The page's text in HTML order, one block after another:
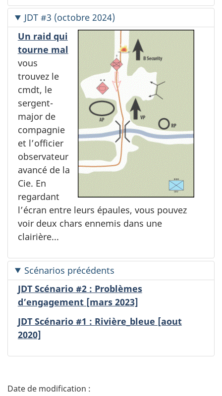
JDT #3 (octobre 2024)
Un raid qui
tourne mal
vous
trouvez le
cmdt, le
sergent-
major de
compagnie
et l’officier
observateur
avancé de la
Cie. En
regardant
l’écran entre leurs épaules, vous pouvez
voir deux chars ennemis dans une
clairière...
Scénarios précédents
JDT Scénario #2 : Problèmes
d’engagement [mars 2023]
JDT Scénario #1 : Rivière_bleue [aout
2020]
D